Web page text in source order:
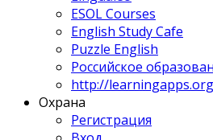
ESOL Courses
English Study Cafe
Puzzle English
Российское
http://
Охрана
Регистрация